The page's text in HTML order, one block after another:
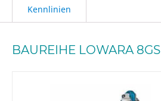
Kennlinien
BAUREIHE LOWARA 8GS